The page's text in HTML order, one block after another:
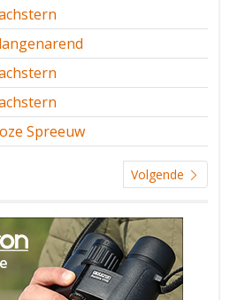
Spreeuw
Volgende